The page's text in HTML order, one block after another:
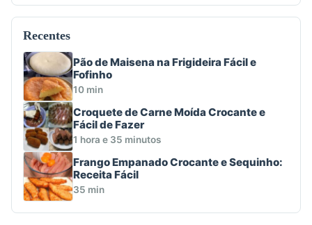
Recentes
Pão de Maisena na Frigideira Fácil e
Fofinho
10 min
Croquete de Carne Moída Crocante e
Fácil de Fazer
1 hora e 35 minutos
Frango Empanado Crocante e Sequinho:
Receita Fácil
35 min